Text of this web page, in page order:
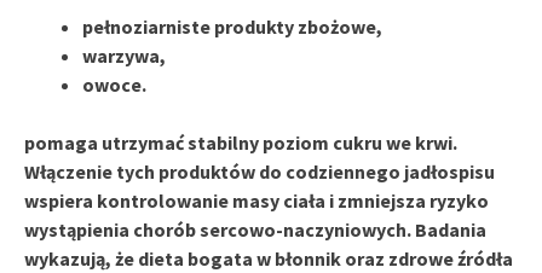
pełnoziarniste produkty zbożowe,
warzywa,
owoce.
pomaga utrzymać stabilny poziom cukru we krwi.
Włączenie tych produktów do codziennego jadłospisu
wspiera kontrolowanie masy ciała i zmniejsza ryzyko
wystąpienia chorób sercowo-naczyniowych. Badania
wykazują, że dieta bogata w błonnik oraz zdrowe źródła